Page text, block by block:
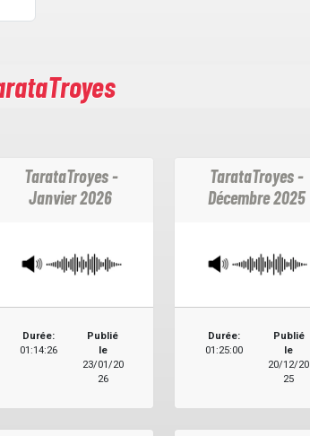
TarataTroyes -
Janvier 2026
Durée:
01:14:26
Publié
le
23/01/20
26
TarataTroyes -
Décembre 2025
Durée:
01:25:00
Publié
le
20/12/20
25